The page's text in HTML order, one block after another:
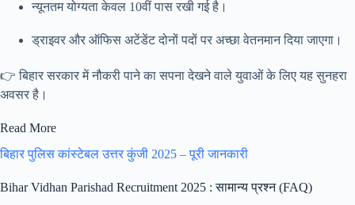
न्यूनतम योग्यता केवल 10वीं पास रखी गई है।
ड्राइवर और ऑफिस अटेंडेंट दोनों पदों पर अच्छा वेतनमान दिया जाएगा।
👉 बिहार सरकार में नौकरी पाने का सपना देखने वाले युवाओं के लिए यह सुनहरा
अवसर है।
Read More
बिहार पुलिस कांस्टेबल उत्तर कुंजी 2025 – पूरी जानकारी
Bihar Vidhan Parishad Recruitment 2025 : सामान्य प्रश्न (FAQ)